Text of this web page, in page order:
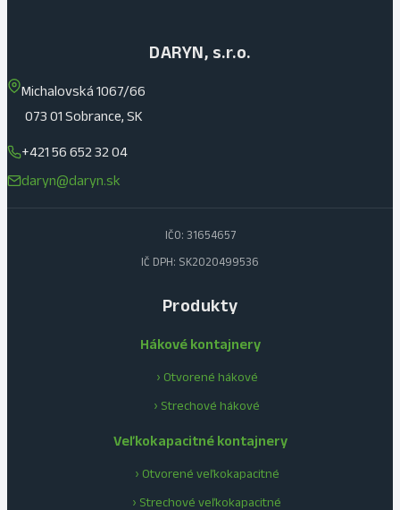
DARYN, s.r.o.
Michalovská 1067/66
073 01 Sobrance, SK
+421 56 652 32 04
daryn@daryn.sk
IČO: 31654657
IČ DPH: SK2020499536
Produkty
Hákové kontajnery
› Otvorené hákové
› Strechové hákové
Veľkokapacitné kontajnery
› Otvorené veľkokapacitné
› Strechové veľkokapacitné